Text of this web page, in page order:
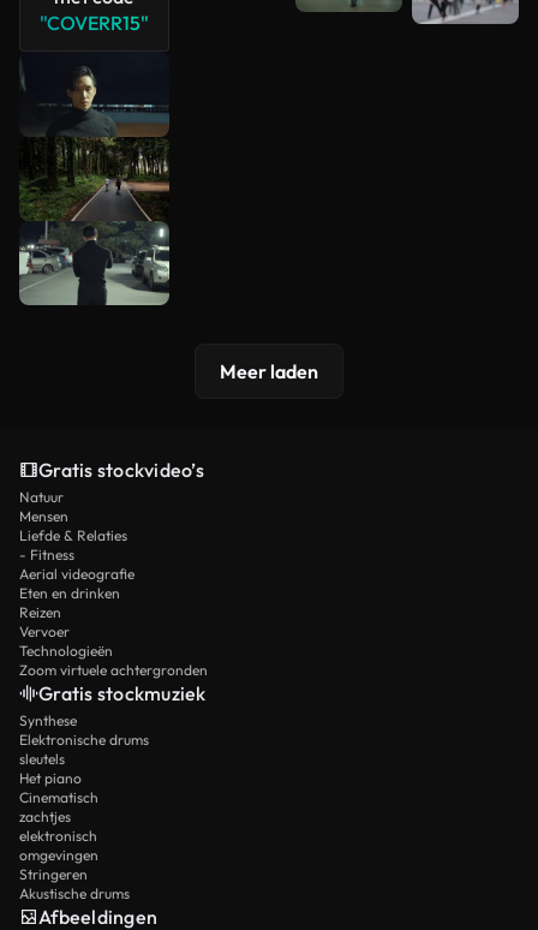
"COVERR15"
Meer laden
Gratis stockvideo’s
Natuur
Mensen
Liefde & Relaties
- Fitness
Aerial videografie
Eten en drinken
Reizen
Vervoer
Technologieën
Zoom virtuele achtergronden
Gratis stockmuziek
Synthese
Elektronische drums
sleutels
Het piano
Cinematisch
zachtjes
elektronisch
omgevingen
Stringeren
Akustische drums
Afbeeldingen